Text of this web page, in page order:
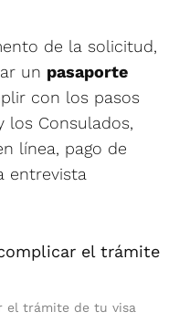
de la solicitud,
un pasaporte
con los pasos
los Consulados,
línea, pago de
entrevista
el trámite de tu visa